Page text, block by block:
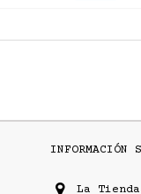
INFORMACIÓN
La